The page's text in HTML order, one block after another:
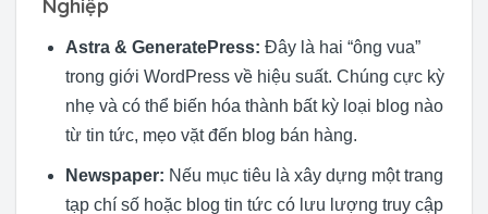
Nghiệp
Astra & GeneratePress: Đây là hai “ông vua”
trong giới WordPress về hiệu suất. Chúng cực kỳ
nhẹ và có thể biến hóa thành bất kỳ loại blog nào
từ tin tức, mẹo vặt đến blog bán hàng.
Newspaper: Nếu mục tiêu là xây dựng một trang
tạp chí số hoặc blog tin tức có lưu lượng truy cập